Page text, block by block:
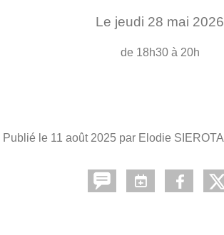
Le jeudi 28 mai 2026
de 18h30 à 20h
Publié le 11 août 2025 par Elodie SIEROTA